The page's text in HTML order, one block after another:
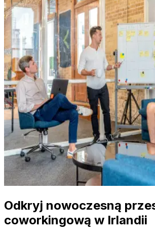
Odkryj nowoczesną
coworkingową w Irlandii